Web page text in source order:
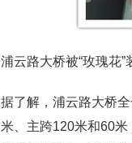
浦云路大桥被“玫瑰花”
据了解，浦云路大桥
米、主跨120米和60